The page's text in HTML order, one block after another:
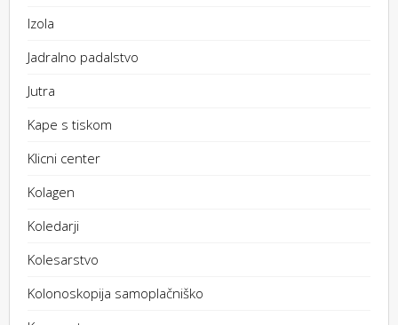
Izola
Jadralno padalstvo
Jutra
Kape s tiskom
Klicni center
Kolagen
Koledarji
Kolesarstvo
Kolonoskopija samoplačniško